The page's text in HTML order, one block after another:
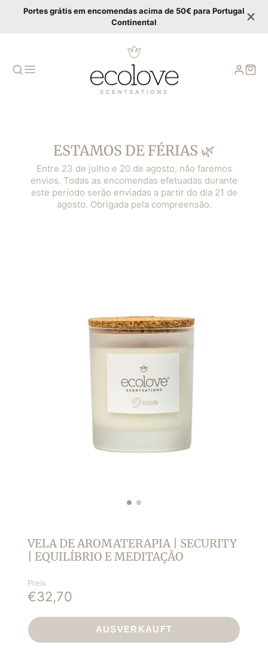
Portes grátis em encomendas acima de 50€ para Portugal
Continental
ESTAMOS DE FÉRIAS 🌿
Entre 23 de julho e 20 de agosto, não faremos
envios. Todas as encomendas efetuadas durante
este período serão enviadas a partir do dia 21 de
agosto. Obrigada pela compreensão.
VELA DE AROMATERAPIA | SECURITY
| EQUILÍBRIO E MEDITAÇÃO
Preis
€32,70
AUSVERKAUFT